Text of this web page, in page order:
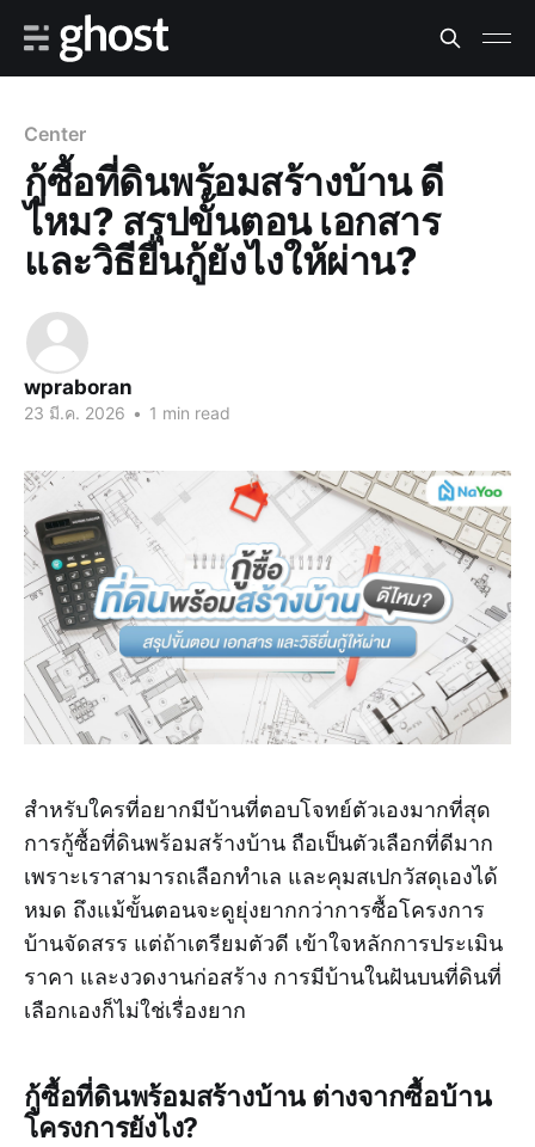
Center
กู้ซื้อที่ดินพร้อมสร้างบ้าน ดี
ไหม? สรุปขั้นตอน เอกสาร
และวิธียื่นกู้ยังไงให้ผ่าน?
wpraboran
23 มี.ค. 2026 • 1 min read
สำหรับใครที่อยากมีบ้านที่ตอบโจทย์ตัวเองมากที่สุด
การกู้ซื้อที่ดินพร้อมสร้างบ้าน ถือเป็นตัวเลือกที่ดีมาก
เพราะเราสามารถเลือกทำเล และคุมสเปกวัสดุเองได้
หมด ถึงแม้ขั้นตอนจะดูยุ่งยากกว่าการซื้อโครงการ
บ้านจัดสรร แต่ถ้าเตรียมตัวดี เข้าใจหลักการประเมิน
ราคา และงวดงานก่อสร้าง การมีบ้านในฝันบนที่ดินที่
เลือกเองก็ไม่ใช่เรื่องยาก
กู้ซื้อที่ดินพร้อมสร้างบ้าน ต่างจากซื้อบ้าน
โครงการยังไง?